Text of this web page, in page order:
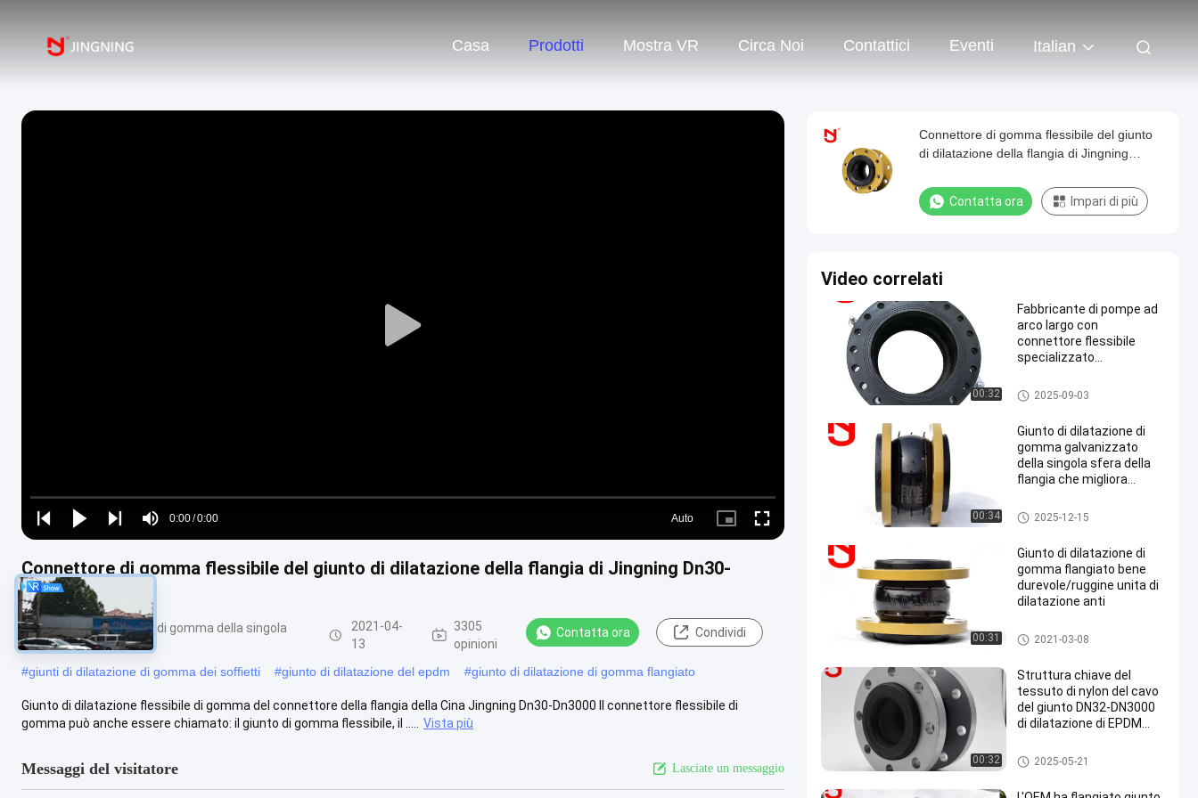
Casa Prodotti Mostra VR Circa Noi Contattici Eventi Italian
Play
Play
Play
Play
Mute
Time
0:00/0:00
Loaded:
0%
Auto
Picture- Fullscreen
Connettore di gomma flessibile del giunto di dilatazione della flangia di Jingning Dn30-
Dn3000
Giunto di dilatazione di gomma della singola
sfera
2021-04-
13
3305
opinioni
Contatta ora Condividi
#giunti di dilatazione di gomma dei soffietti #giunto di dilatazione del epdm #giunto di dilatazione di gomma flangiato
Giunto di dilatazione flessibile di gomma del connettore della flangia della Cina Jingning Dn30-Dn3000 Il connettore flessibile di
gomma può anche essere chiamato: il giunto di gomma flessibile, il .....
Vista più
Messaggi del visitatore Lasciate un messaggio
Connettore di gomma flessibile del giunto
di dilatazione della flangia di Jingning
Contatta ora Impari di più
Video correlati
00:32
Fabbricante di pompe ad
arco largo con
connettore flessibile
specializzato
giunto di dilatazione di gomm
a del epdm
2025-09-03
00:34
Giunto di dilatazione di
gomma galvanizzato
della singola sfera della
flangia che migliora
Giunto di dilatazione di gomm
a della singola sfera
2025-12-15
00:31
Giunto di dilatazione di
gomma flangiato bene
durevole/ruggine unita di
dilatazione anti
Giunto di dilatazione di gomm
a della singola sfera
2021-03-08
00:32
Struttura chiave del
tessuto di nylon del cavo
del giunto DN32-DN3000
di dilatazione di EPDM
Giunto di dilatazione di gomm
a della singola sfera
2025-05-21